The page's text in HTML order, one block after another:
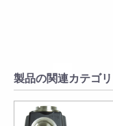
製品の関連カテゴリ